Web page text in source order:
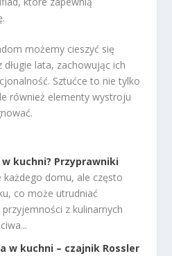
możemy cieszyć się
lata, zachowując ich
Sztućce to nie tylko
również elementy wystroju
kuchni? Przyprawniki
każdego domu, ale często
co może utrudniać
z kulinarnych
w kuchni – czajnik Rossler